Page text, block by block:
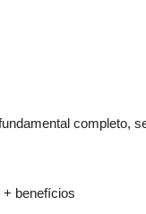
completo,
+ benefícios